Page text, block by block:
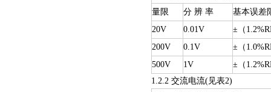
量限
分 辨 率
基本误差
20V
0.01V
±（
200V
0.1V
±（
500V
1V
±（
1.2.2 交流电流(见表2)